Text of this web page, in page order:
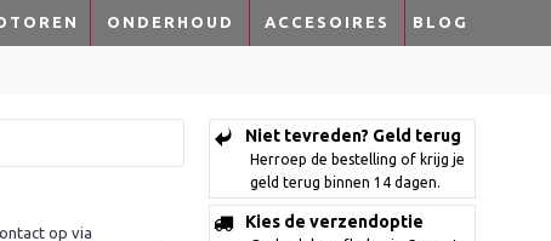
ONDERHOUD ACCESOIRES BLOG
Niet tevreden? Geld terug
Herroep de bestelling of krijg je
geld terug binnen 14 dagen.
Kies de verzendoptie
op via